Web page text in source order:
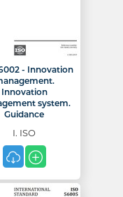
- Innovation
Innovation
system.
Guidance
I. ISO